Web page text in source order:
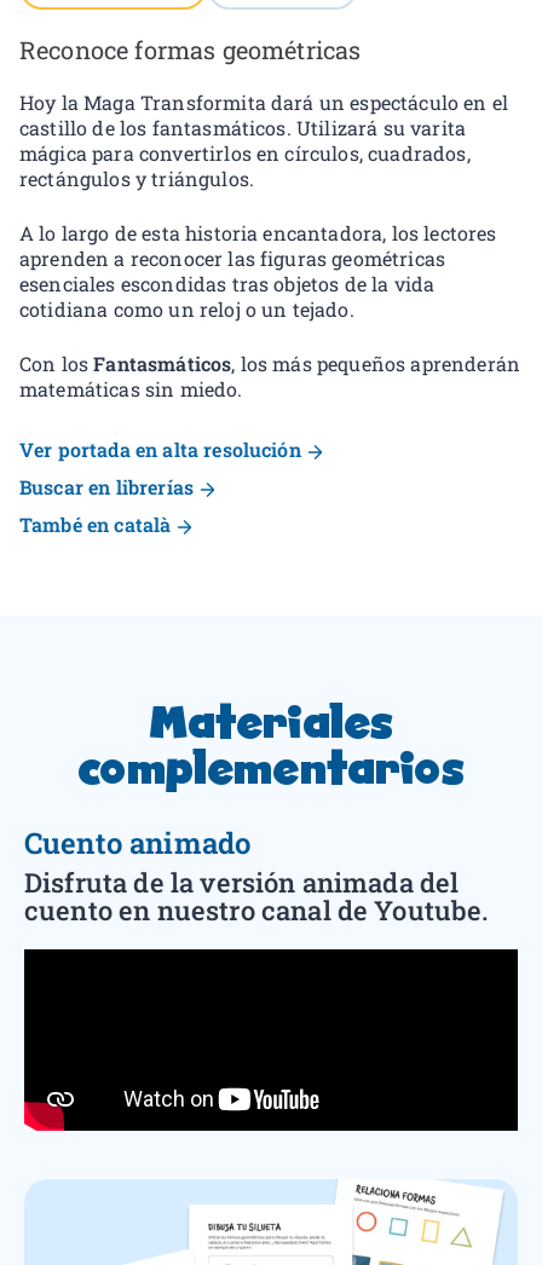
Reconoce formas geométricas
Hoy la Maga Transformita dará un espectáculo en el
castillo de los fantasmáticos. Utilizará su varita
mágica para convertirlos en círculos, cuadrados,
rectángulos y triángulos.
A lo largo de esta historia encantadora, los lectores
aprenden a reconocer las figuras geométricas
esenciales escondidas tras objetos de la vida
cotidiana como un reloj o un tejado.
Con losFantasmáticos, los más pequeños aprenderán
matemáticas sin miedo.
Ver portada en alta resolución
Buscar en librerías
També en català
Materiales
complementarios
Cuento animado
Disfruta de la versión animada del
cuento en nuestro canal de Youtube.